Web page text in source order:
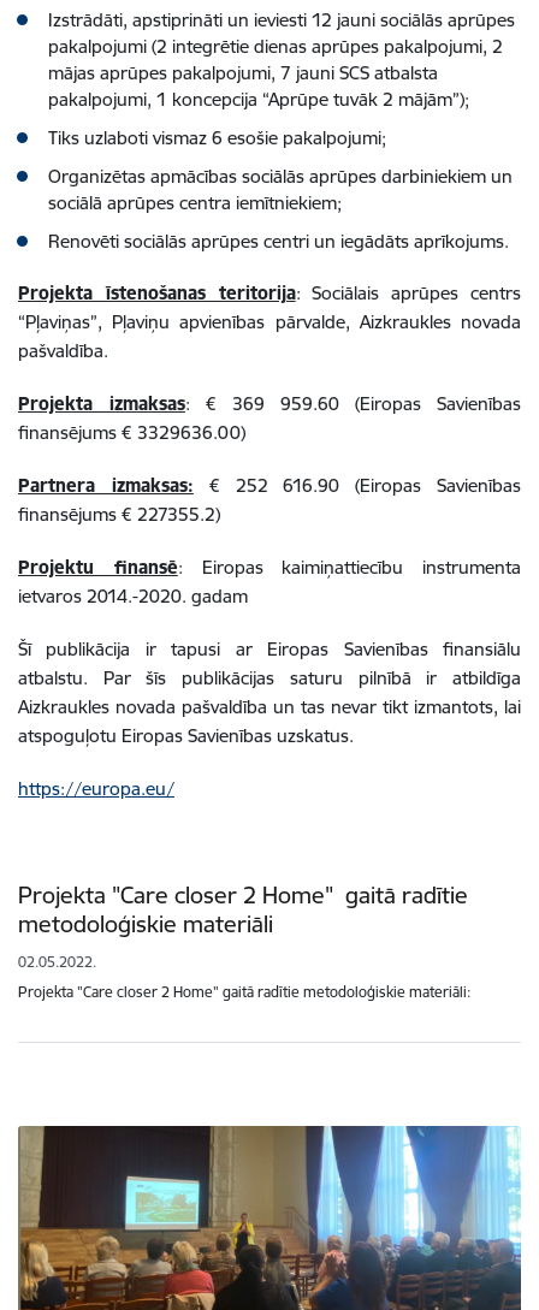
Izstrādāti, apstiprināti un ieviesti 12 jauni sociālās aprūpes
pakalpojumi (2 integrētie dienas aprūpes pakalpojumi, 2
mājas aprūpes pakalpojumi, 7 jauni SCS atbalsta
pakalpojumi, 1 koncepcija “Aprūpe tuvāk 2 mājām”);
Tiks uzlaboti vismaz 6 esošie pakalpojumi;
Organizētas apmācības sociālās aprūpes darbiniekiem un
sociālā aprūpes centra iemītniekiem;
Renovēti sociālās aprūpes centri un iegādāts aprīkojums.
Projekta īstenošanas teritorija: Sociālais aprūpes centrs
“Pļaviņas”, Pļaviņu apvienības pārvalde, Aizkraukles novada
pašvaldība.
Projekta izmaksas: € 369 959.60 (Eiropas Savienības
finansējums € 3329636.00)
Partnera izmaksas: € 252 616.90 (Eiropas Savienības
finansējums € 227355.2)
Projektu finansē: Eiropas kaimiņattiecību instrumenta
ietvaros 2014.-2020. gadam
Šī publikācija ir tapusi ar Eiropas Savienības finansiālu
atbalstu. Par šīs publikācijas saturu pilnībā ir atbildīga
Aizkraukles novada pašvaldība un tas nevar tikt izmantots, lai
atspoguļotu Eiropas Savienības uzskatus.
https://europa.eu/
Projekta "Care closer 2 Home" gaitā radītie
metodoloģiskie materiāli
02.05.2022.
Projekta "Care closer 2 Home" gaitā radītie metodoloģiskie materiāli: